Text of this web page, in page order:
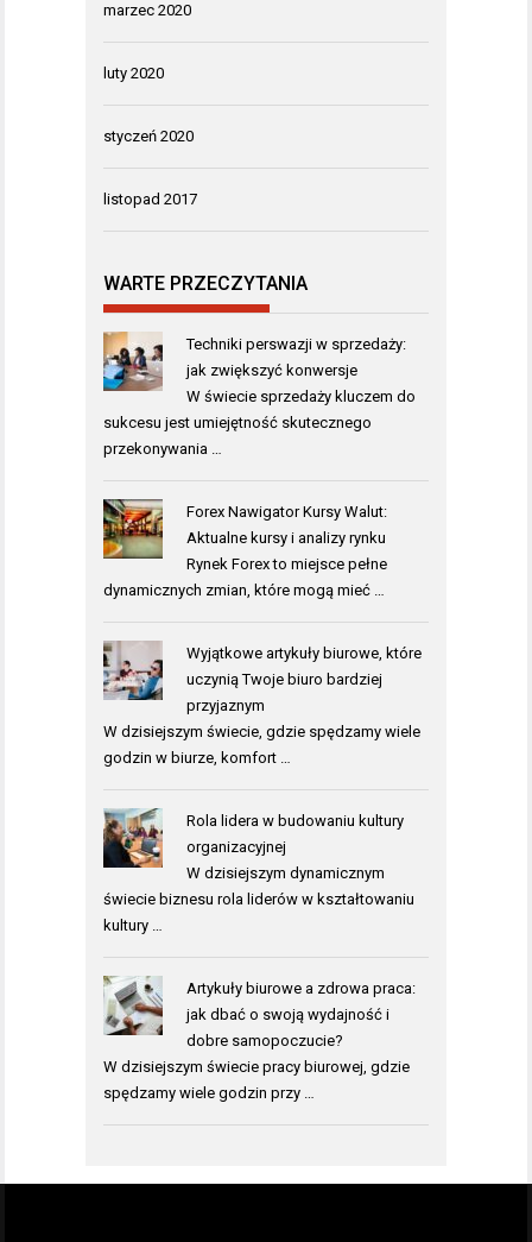
marzec 2020
luty 2020
styczeń 2020
listopad 2017
WARTE PRZECZYTANIA
Techniki perswazji w sprzedaży:
jak zwiększyć konwersje
W świecie sprzedaży kluczem do
sukcesu jest umiejętność skutecznego
przekonywania …
Forex Nawigator Kursy Walut:
Aktualne kursy i analizy rynku
Rynek Forex to miejsce pełne
dynamicznych zmian, które mogą mieć …
Wyjątkowe artykuły biurowe, które
uczynią Twoje biuro bardziej
przyjaznym
W dzisiejszym świecie, gdzie spędzamy wiele
godzin w biurze, komfort …
Rola lidera w budowaniu kultury
organizacyjnej
W dzisiejszym dynamicznym
świecie biznesu rola liderów w kształtowaniu
kultury …
Artykuły biurowe a zdrowa praca:
jak dbać o swoją wydajność i
dobre samopoczucie?
W dzisiejszym świecie pracy biurowej, gdzie
spędzamy wiele godzin przy …